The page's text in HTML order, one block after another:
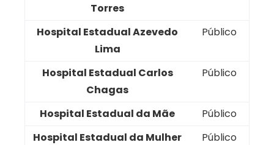
Torres
Hospital Estadual Azevedo
Lima
Público
Hospital Estadual Carlos
Chagas
Público
Hospital Estadual da Mãe
Público
Hospital Estadual da Mulher
Público